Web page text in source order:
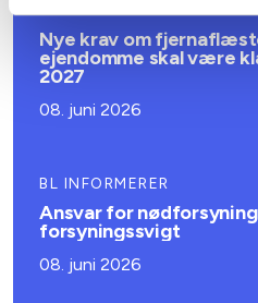
BL INFORMERER
Nye krav om
ejendomme skal være
2027
08. juni 2026
BL INFORMERER
Ansvar for
forsyningssvigt
08. juni 2026